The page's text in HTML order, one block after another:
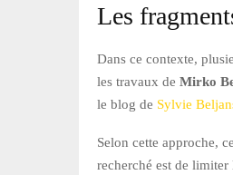
Les
Dans ce contexte,
les travaux de Mirko
le blog de Sylvie
Selon cette approche,
recherché est de